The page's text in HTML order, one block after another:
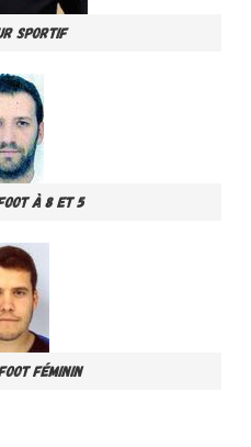
Sportif
à 8 et 5
Féminin